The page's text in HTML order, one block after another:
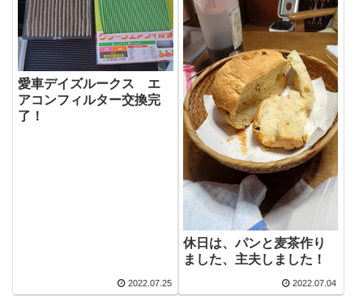
愛車デイズルークス エ
アコンフィルター交換完
了！
2022.07.25
休日は、パンと麦茶作り
ました、主夫しました！
2022.07.04